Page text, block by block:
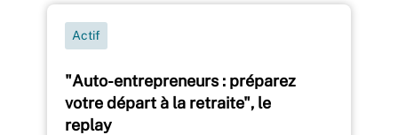
"Auto-entrepreneurs : préparez
votre départ à la retraite", le
replay
Actif